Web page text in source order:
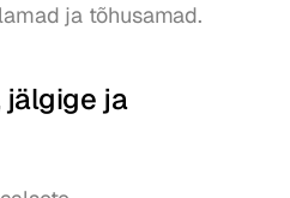
ja tõhusamad.
jälgige ja